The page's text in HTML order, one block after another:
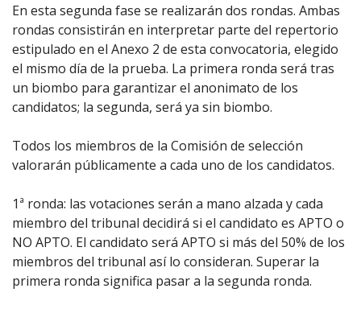
En esta segunda fase se realizarán dos rondas. Ambas
rondas consistirán en interpretar parte del repertorio
estipulado en el Anexo 2 de esta convocatoria, elegido
el mismo día de la prueba. La primera ronda será tras
un biombo para garantizar el anonimato de los
candidatos; la segunda, será ya sin biombo.
Todos los miembros de la Comisión de selección
valorarán públicamente a cada uno de los candidatos.
1ª ronda: las votaciones serán a mano alzada y cada
miembro del tribunal decidirá si el candidato es APTO o
NO APTO. El candidato será APTO si más del 50% de los
miembros del tribunal así lo consideran. Superar la
primera ronda significa pasar a la segunda ronda.